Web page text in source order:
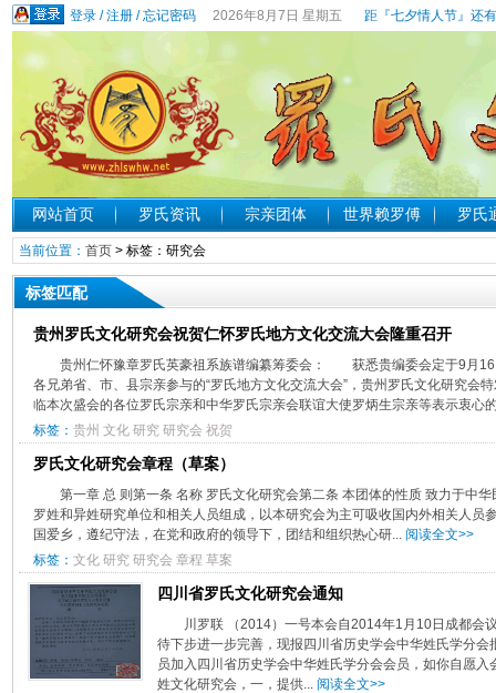
登录/注册/忘记密码 2026年8月7日 星期五 距『七夕情人节』还
网站首页 罗氏资讯 宗亲团体 世界赖罗傅 罗氏
当前位置： 首页> 标签：研究会
标签匹配
贵州罗氏文化研究会祝贺仁怀罗氏地方文化交流大会隆重召开
贵州仁怀豫章罗氏英豪祖系族谱编纂筹委会： 获悉贵编委会定于9月16
各兄弟省、市、县宗亲参与的“罗氏地方文化交流大会”，贵州罗氏文化研究会
临本次盛会的各位罗氏宗亲和中华罗氏宗亲会联谊大使罗炳生宗亲等表示衷心
标签： 贵州 文化 研究 研究会 祝贺
罗氏文化研究会章程（草案）
第一章 总 则第一条 名称 罗氏文化研究会第二条 本团体的性质 致力于中
罗姓和异姓研究单位和相关人员组成，以本研究会为主可吸收国内外相关人员
国爱乡，遵纪守法，在党和政府的领导下，团结和组织热心研... 阅读全文>>
标签： 文化 研究 研究会 章程 草案
四川省罗氏文化研究会通知
川罗联 （2014）一号本会自2014年1月10日成都会
待下步进一步完善，现报四川省历史学会中华姓氏学分
员加入四川省历史学会中华姓氏学分会会员，如你自愿
姓文化研究会，一，提供... 阅读全文>>